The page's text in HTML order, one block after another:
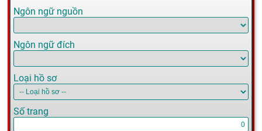
Ngôn ngữ nguồn
Ngôn ngữ đích
Loại hồ sơ
Số trang